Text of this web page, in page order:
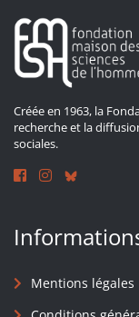
Créée en 1963, la
recherche et la
sociales.
Mentions légales